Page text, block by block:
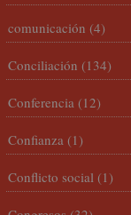
comunicación (4)
Conciliación (134)
Conferencia (12)
Confianza (1)
Conflicto social (1)